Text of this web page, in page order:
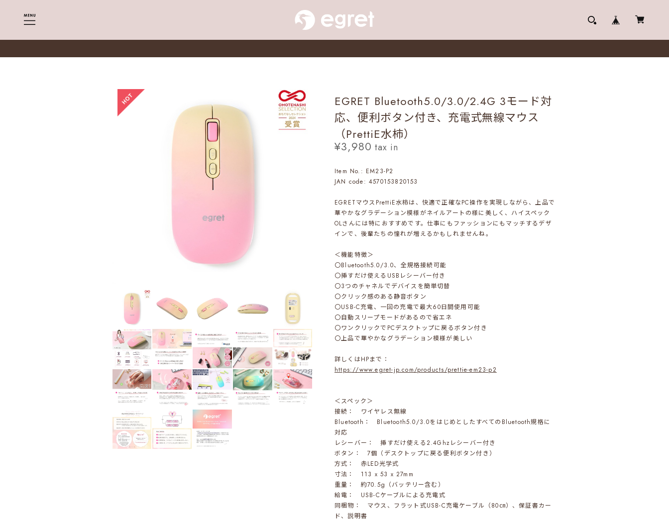
EGRET Bluetooth5.0/3.0/2.4G 3モード対
応、便利ボタン付き、充電式無線マウス
（PrettiE水柿）
¥3,980 tax in
Item No.: EM23-P2
JAN code: 4570153820153
EGRETマウスPrettiE水柿は、快適で正確なPC操作を実現しながら、上品で
華やかなグラデーション模様がネイルアートの様に美しく、ハイスペック
OLさんには特におすすめです。仕事にもファッションにもマッチするデザ
インで、後輩たちの憧れが増えるかもしれませんね。
＜機能特徴＞
〇Bluetooth5.0/3.0、全規格接続可能
〇挿すだけ使えるUSBレシーバー付き
〇3つのチャネルでデバイスを簡単切替
〇クリック感のある静音ボタン
〇USB-C充電、一回の充電で最大60日間使用可能
〇自動スリープモードがあるので省エネ
〇ワンクリックでPCデスクトップに戻るボタン付き
〇上品で華やかなグラデーション模様が美しい
詳しくはHPまで：
https://www.egret-jp.com/products/prettie-em23-p2
＜スペック＞
接続： ワイヤレス無線
Bluetooth： Bluetooth5.0/3.0をはじめとしたすべてのBluetooth規格に
対応
レシーバー： 挿すだけ使える2.4Ghzレシーバー付き
ボタン： 7個（デスクトップに戻る便利ボタン付き）
方式： 赤LED光学式
寸法： 113 x 53 x 27mm
重量： 約70.5g（バッテリー含む）
給電： USB-Cケーブルによる充電式
同梱物： マウス、フラット式USB-C充電ケーブル（80㎝）、保証書カー
ド、説明書